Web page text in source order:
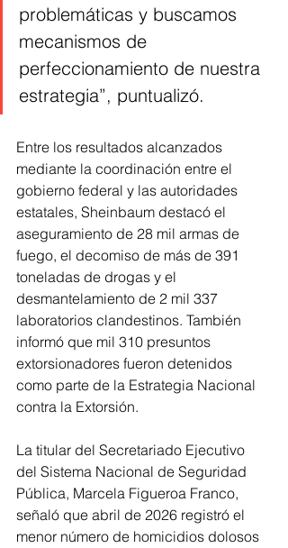
problemáticas y buscamos
mecanismos de
perfeccionamiento de nuestra
estrategia”, puntualizó.
Entre los resultados alcanzados
mediante la coordinación entre el
gobierno federal y las autoridades
estatales, Sheinbaum destacó el
aseguramiento de 28 mil armas de
fuego, el decomiso de más de 391
toneladas de drogas y el
desmantelamiento de 2 mil 337
laboratorios clandestinos. También
informó que mil 310 presuntos
extorsionadores fueron detenidos
como parte de la Estrategia Nacional
contra la Extorsión.
La titular del Secretariado Ejecutivo
del Sistema Nacional de Seguridad
Pública, Marcela Figueroa Franco,
señaló que abril de 2026 registró el
menor número de homicidios dolosos